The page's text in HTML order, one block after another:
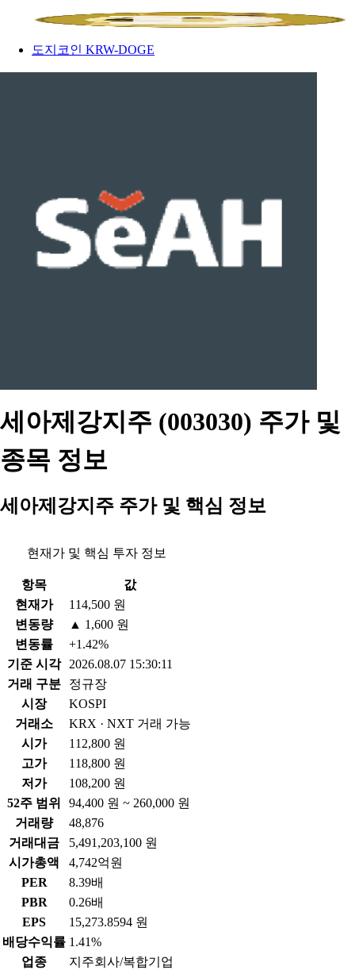
도지코인 KRW-DOGE
세아제강지주 (003030) 주가 및
종목 정보
세아제강지주 주가 및 핵심 정보
현재가 및 핵심 투자 정보
항목
값
현재가
114,500 원
변동량
▲ 1,600 원
변동률
+1.42%
기준 시각
2026.08.07 15:30:11
거래 구분
정규장
시장
KOSPI
거래소
KRX · NXT 거래 가능
시가
112,800 원
고가
118,800 원
저가
108,200 원
52주 범위
94,400 원 ~ 260,000 원
거래량
48,876
거래대금
5,491,203,100 원
시가총액
4,742억원
PER
8.39배
PBR
0.26배
EPS
15,273.8594 원
배당수익률 1.41%
업종
지주회사/복합기업